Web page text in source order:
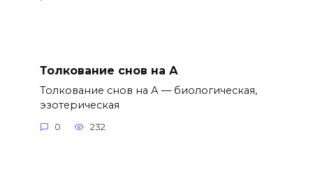
Толкование снов на А
Толкование снов на А — биологическая,
эзотерическая
0 232